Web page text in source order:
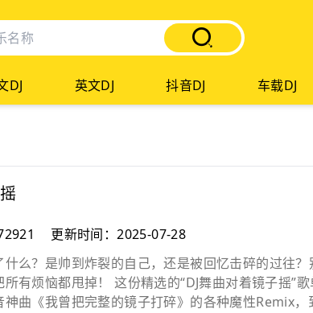
DJ 英文DJ 抖音DJ 车载DJ
更新时间：2025-07-28
什么？是帅到炸裂的自己，还是被回忆击碎的过往
有烦恼都甩掉！ 这份精选的“DJ舞曲对着镜子摇”
神曲《我曾把完整的镜子打碎》的各种魔性Remix